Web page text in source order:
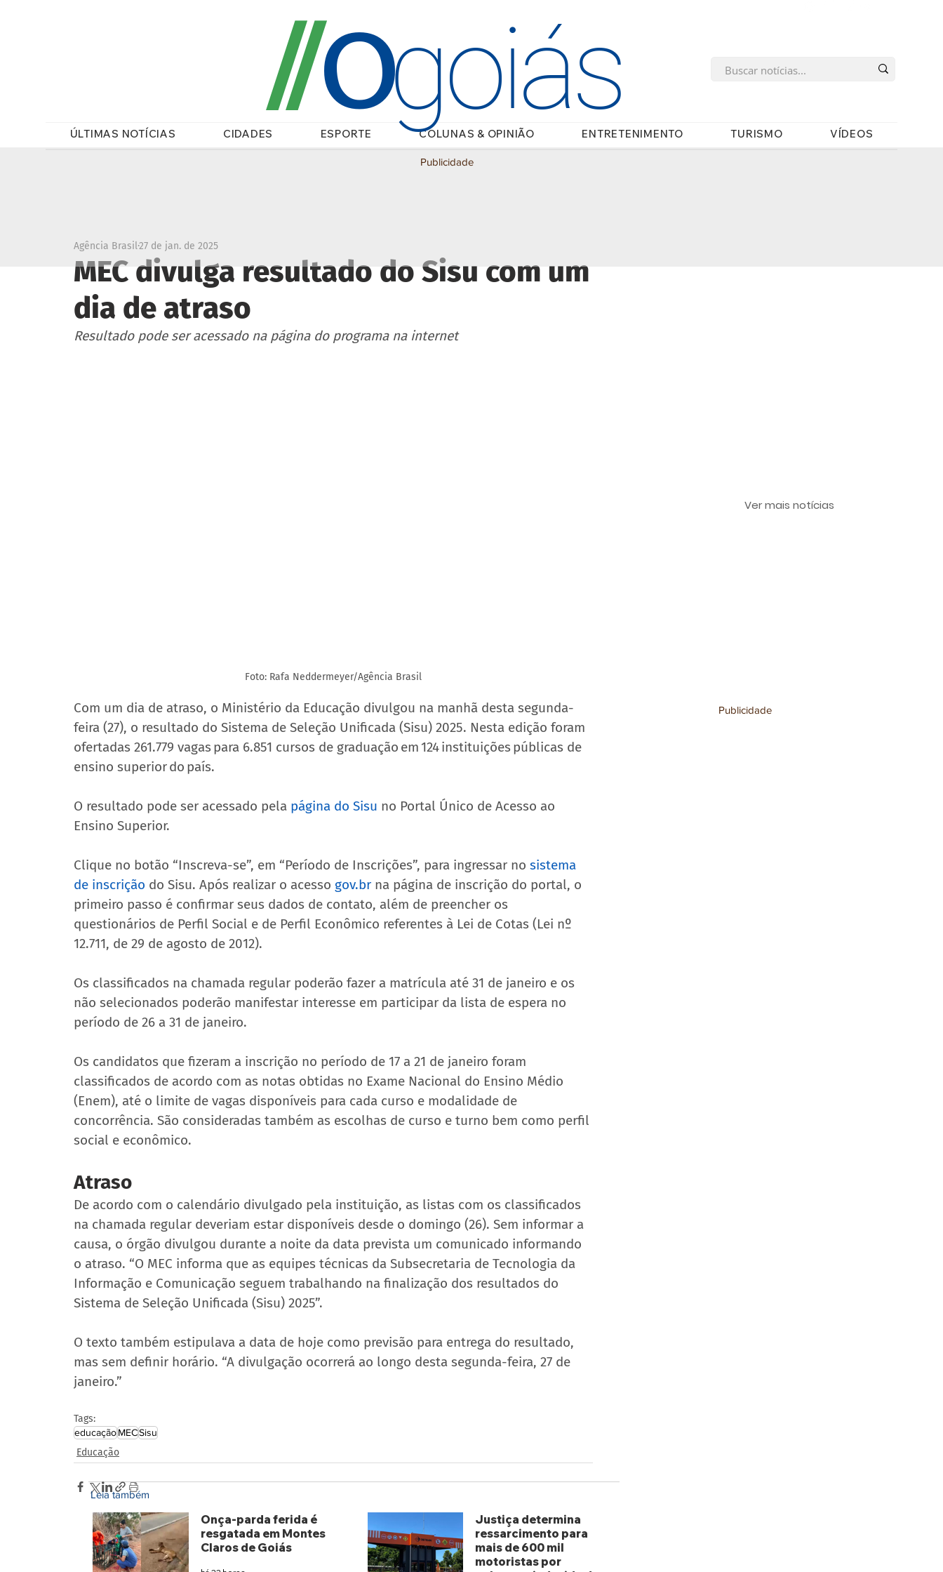
ÚLTIMAS NOTÍCIAS CIDADES ESPORTE COLUNAS & OPINIÃO ENTRETENIMENTO TURISMO VÍDEOS
//Ogoiás
MEC divulga resultado do Sisu com um
dia de atraso
Agência Brasil27 de jan. de 2025
Resultado pode ser acessado na página do programa na internet
Foto: Rafa Neddermeyer/Agência Brasil
Com um dia de atraso, o Ministério da Educação divulgou na manhã desta segunda-
feira (27), o resultado do Sistema de Seleção Unificada (Sisu) 2025. Nesta edição foram
ofertadas 261.779 vagas para 6.851 cursos de graduação em 124 instituições públicas de
ensino superior do país.
O resultado pode ser acessado pela página do Sisu no Portal Único de Acesso ao
Ensino Superior.
Clique no botão “Inscreva-se”, em “Período de Inscrições”, para ingressar no sistema
de inscrição do Sisu. Após realizar o acesso gov.br na página de inscrição do portal, o
primeiro passo é confirmar seus dados de contato, além de preencher os
questionários de Perfil Social e de Perfil Econômico referentes à Lei de Cotas (Lei nº
12.711, de 29 de agosto de 2012).
Os classificados na chamada regular poderão fazer a matrícula até 31 de janeiro e os
não selecionados poderão manifestar interesse em participar da lista de espera no
período de 26 a 31 de janeiro.
Os candidatos que fizeram a inscrição no período de 17 a 21 de janeiro foram
classificados de acordo com as notas obtidas no Exame Nacional do Ensino Médio
(Enem), até o limite de vagas disponíveis para cada curso e modalidade de
concorrência. São consideradas também as escolhas de curso e turno bem como perfil
social e econômico.
Atraso
De acordo com o calendário divulgado pela instituição, as listas com os classificados
na chamada regular deveriam estar disponíveis desde o domingo (26). Sem informar a
causa, o órgão divulgou durante a noite da data prevista um comunicado informando
o atraso. “O MEC informa que as equipes técnicas da Subsecretaria de Tecnologia da
Informação e Comunicação seguem trabalhando na finalização dos resultados do
Sistema de Seleção Unificada (Sisu) 2025”.
O texto também estipulava a data de hoje como previsão para entrega do resultado,
mas sem definir horário. “A divulgação ocorrerá ao longo desta segunda-feira, 27 de
janeiro.”
Tags:
educaçãoMECSisu
Educação
Publicidade
Publicidade
Ver mais notícias
Leia também
Onça-parda ferida é
resgatada em Montes
Claros de Goiás
Justiça determina
ressarcimento para
mais de 600 mil
motoristas por